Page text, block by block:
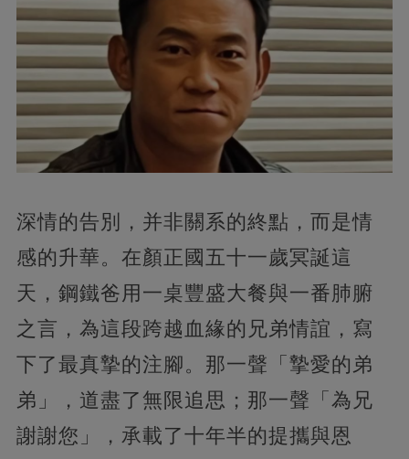
深情的告別，并非關系的終點，而是情
感的升華。在顏正國五十一歲冥誕這
天，鋼鐵爸用一桌豐盛大餐與一番肺腑
之言，為這段跨越血緣的兄弟情誼，寫
下了最真摯的注腳。那一聲「摯愛的弟
弟」，道盡了無限追思；那一聲「為兄
謝謝您」，承載了十年半的提攜與恩